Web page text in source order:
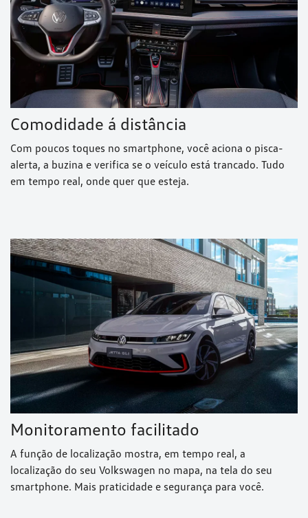
Comodidade á distância
Com poucos toques no smartphone, você aciona o pisca-
alerta, a buzina e verifica se o veículo está trancado. Tudo
em tempo real, onde quer que esteja.
Monitoramento facilitado
A função de localização mostra, em tempo real, a
localização do seu Volkswagen no mapa, na tela do seu
smartphone. Mais praticidade e segurança para você.